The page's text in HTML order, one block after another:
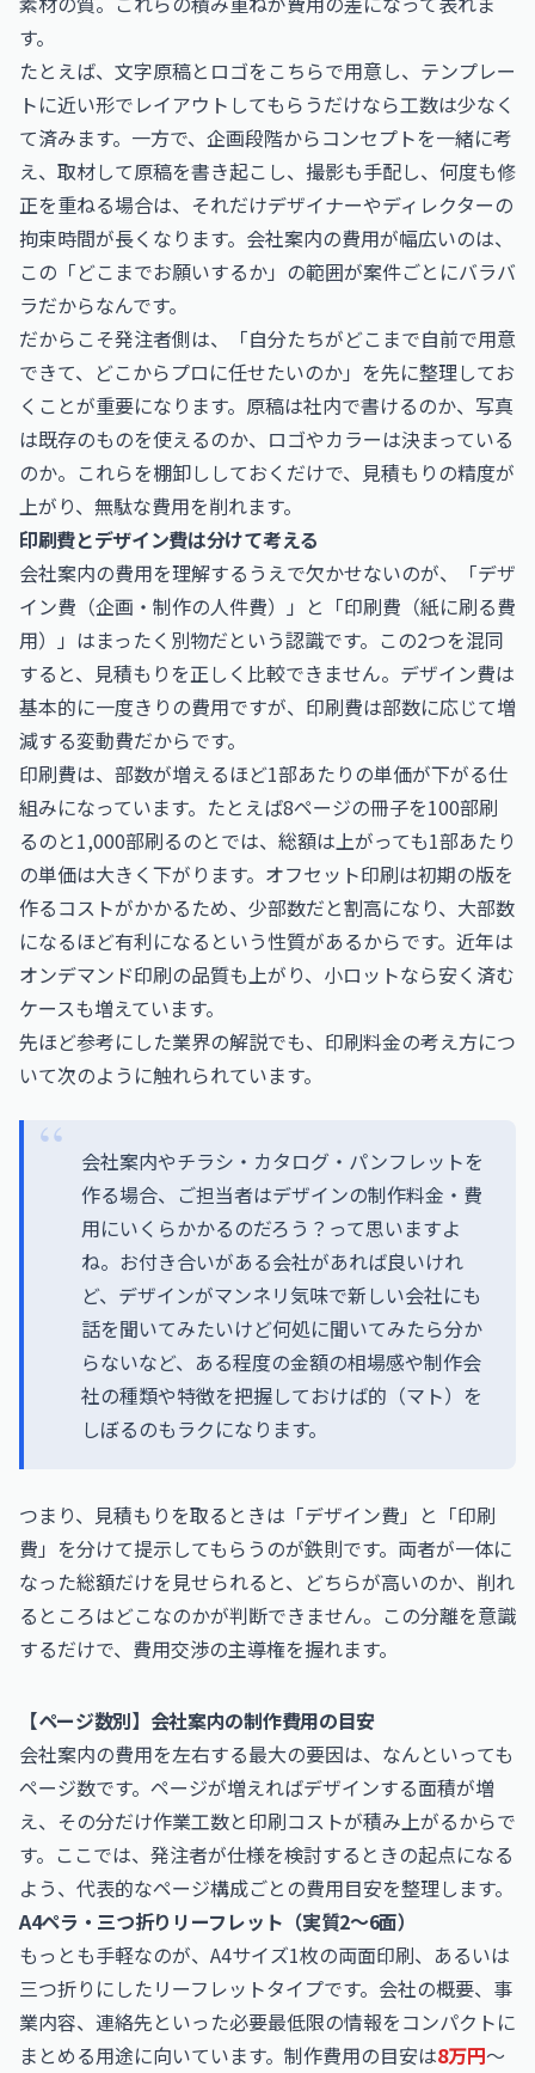
す。
たとえば、文字原稿とロゴをこちらで用意し、テンプレー
トに近い形でレイアウトしてもらうだけなら工数は少なく
て済みます。一方で、企画段階からコンセプトを一緒に考
え、取材して原稿を書き起こし、撮影も手配し、何度も修
正を重ねる場合は、それだけデザイナーやディレクターの
拘束時間が長くなります。会社案内の費用が幅広いのは、
この「どこまでお願いするか」の範囲が案件ごとにバラバ
ラだからなんです。
だからこそ発注者側は、「自分たちがどこまで自前で用意
できて、どこからプロに任せたいのか」を先に整理してお
くことが重要になります。原稿は社内で書けるのか、写真
は既存のものを使えるのか、ロゴやカラーは決まっている
のか。これらを棚卸ししておくだけで、見積もりの精度が
上がり、無駄な費用を削れます。
印刷費とデザイン費は分けて考える
会社案内の費用を理解するうえで欠かせないのが、「デザ
イン費（企画・制作の人件費）」と「印刷費（紙に刷る費
用）」はまったく別物だという認識です。この2つを混同
すると、見積もりを正しく比較できません。デザイン費は
基本的に一度きりの費用ですが、印刷費は部数に応じて増
減する変動費だからです。
印刷費は、部数が増えるほど1部あたりの単価が下がる仕
組みになっています。たとえば8ページの冊子を100部刷
るのと1,000部刷るのとでは、総額は上がっても1部あたり
の単価は大きく下がります。オフセット印刷は初期の版を
作るコストがかかるため、少部数だと割高になり、大部数
になるほど有利になるという性質があるからです。近年は
オンデマンド印刷の品質も上がり、小ロットなら安く済む
ケースも増えています。
先ほど参考にした業界の解説でも、印刷料金の考え方につ
いて次のように触れられています。
会社案内やチラシ・カタログ・パンフレットを
作る場合、ご担当者はデザインの制作料金・費
用にいくらかかるのだろう？って思いますよ
ね。お付き合いがある会社があれば良いけれ
ど、デザインがマンネリ気味で新しい会社にも
話を聞いてみたいけど何処に聞いてみたら分か
らないなど、ある程度の金額の相場感や制作会
社の種類や特徴を把握しておけば的（マト）を
しぼるのもラクになります。
つまり、見積もりを取るときは「デザイン費」と「印刷
費」を分けて提示してもらうのが鉄則です。両者が一体に
なった総額だけを見せられると、どちらが高いのか、削れ
るところはどこなのかが判断できません。この分離を意識
するだけで、費用交渉の主導権を握れます。
【ページ数別】会社案内の制作費用の目安
会社案内の費用を左右する最大の要因は、なんといっても
ページ数です。ページが増えればデザインする面積が増
え、その分だけ作業工数と印刷コストが積み上がるからで
す。ここでは、発注者が仕様を検討するときの起点になる
よう、代表的なページ構成ごとの費用目安を整理します。
A4ペラ・三つ折りリーフレット（実質2〜6面）
もっとも手軽なのが、A4サイズ1枚の両面印刷、あるいは
三つ折りにしたリーフレットタイプです。会社の概要、事
業内容、連絡先といった必要最低限の情報をコンパクトに
まとめる用途に向いています。制作費用の目安は8万円〜